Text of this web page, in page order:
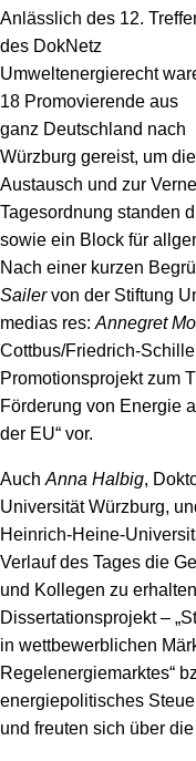
Märkte
Netze
Sektorenkopplung
Speicher
Stromerzeugung
Wasserstoff
Über uns
Stiftungsporträt
Team
Forschungsnetzwerk
Bibliothek
Infomaterial
Schriften zum
Anlässlich des 12.
des DokNetz
Umweltenergierecht
18 Promovierende aus
ganz Deutschland nach
Würzburg gereist, um
Austausch und zur
Tagesordnung standen
sowie ein Block für
Nach einer kurzen
Sailervon der Stiftung
medias res: Annegret
Cottbus/Friedrich-
Promotionsprojekt zum
Förderung von Energie
der EU“ vor.
Auch Anna Halbig,
Universität Würzburg,
Heinrich-Heine-
Verlauf des Tages die
und Kollegen zu
Dissertationsprojekt –
in wettbewerblichen
Regelenergiemarktes“
energiepolitisches
und freuten sich über